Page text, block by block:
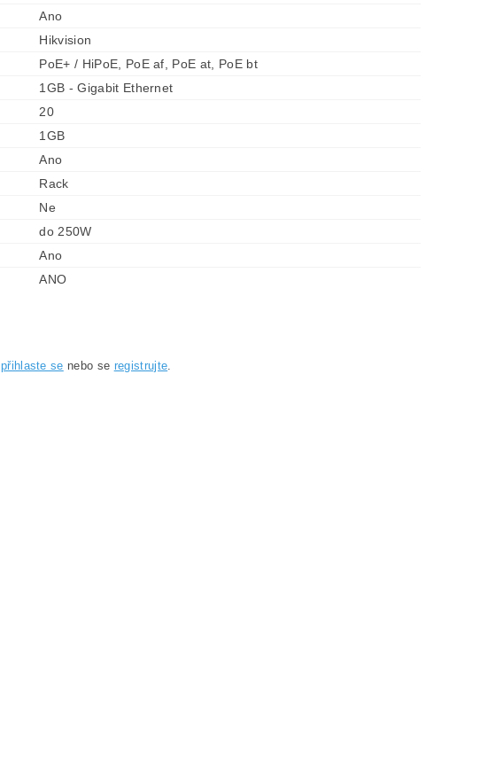
Ano
Hikvision
PoE+ / HiPoE, PoE af, PoE at, PoE bt
1GB - Gigabit Ethernet
20
1GB
Ano
Rack
Ne
do 250W
Ano
ANO
přihlaste se nebo se registrujte